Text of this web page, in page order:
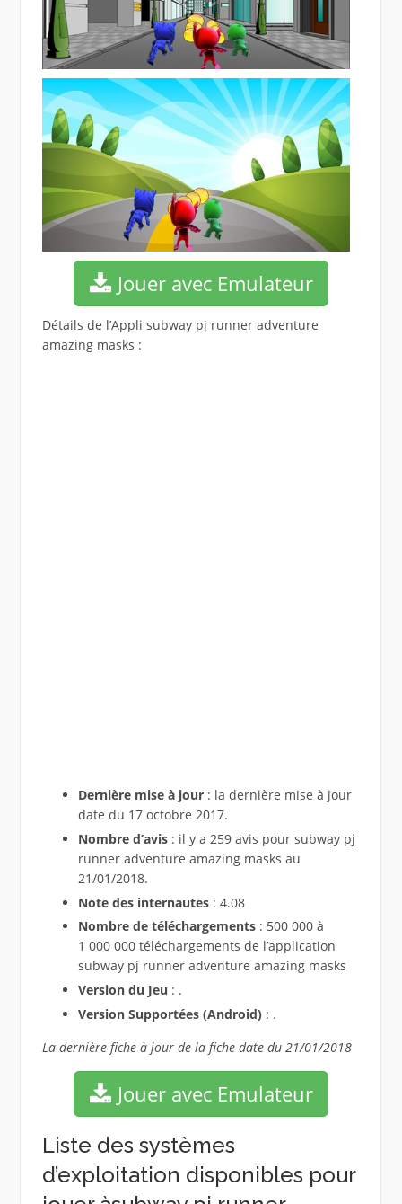
Jouer avec Emulateur
Détails de l’Appli subway pj runner adventure
amazing masks :
Dernière mise à jour: la dernière mise à jour
date du 17 octobre 2017.
Nombre d’avis: il y a 259 avis pour subway pj
runner adventure amazing masks au
21/01/2018.
Note des internautes: 4.08
Nombre de téléchargements : 500 000 à
1 000 000 téléchargements de l’application
subway pj runner adventure amazing masks
Version du Jeu : .
Version Supportées (Android): .
La dernière fiche à jour de la fiche date du 21/01/2018
Jouer avec Emulateur
Liste des systèmes
d’exploitation disponibles pour